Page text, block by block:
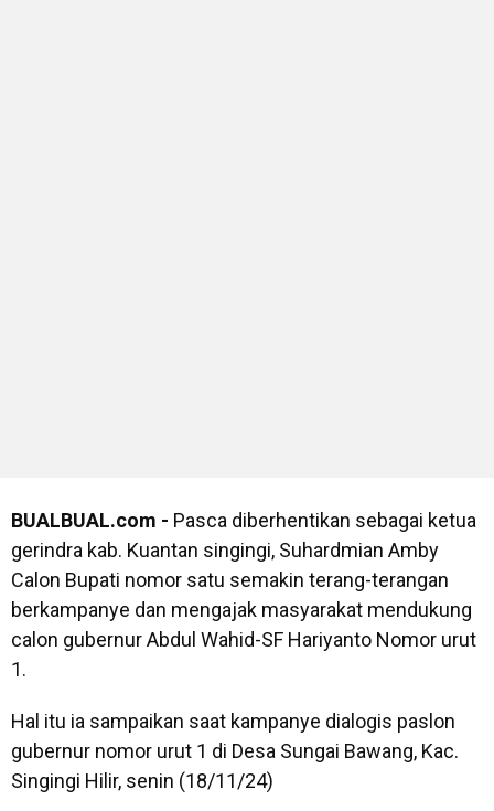
BUALBUAL.com - Pasca diberhentikan sebagai ketua
gerindra kab. Kuantan singingi, Suhardmian Amby
Calon Bupati nomor satu semakin terang-terangan
berkampanye dan mengajak masyarakat mendukung
calon gubernur Abdul Wahid-SF Hariyanto Nomor urut
1.
Hal itu ia sampaikan saat kampanye dialogis paslon
gubernur nomor urut 1 di Desa Sungai Bawang, Kac.
Singingi Hilir, senin (18/11/24)